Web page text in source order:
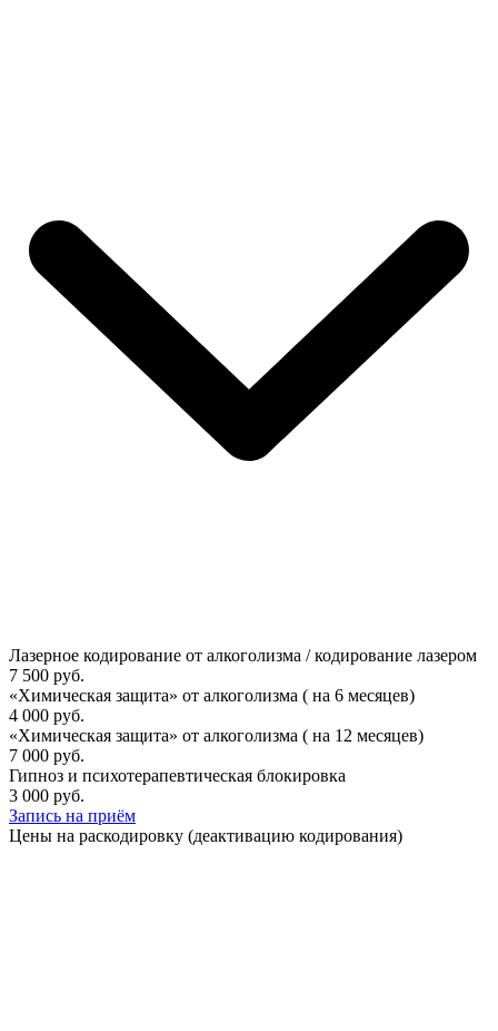
Лазерное кодирование от алкоголизма / кодирование лазером
7 500 руб.
«Химическая защита» от алкоголизма ( на 6 месяцев)
4 000 руб.
«Химическая защита» от алкоголизма ( на 12 месяцев)
7 000 руб.
Гипноз и психотерапевтическая блокировка
3 000 руб.
Запись на приём
Цены на раскодировку (деактивацию кодирования)